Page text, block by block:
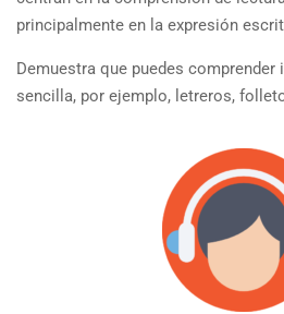
principalmente en la expresión
Demuestra que puedes
sencilla, por ejemplo, letreros,